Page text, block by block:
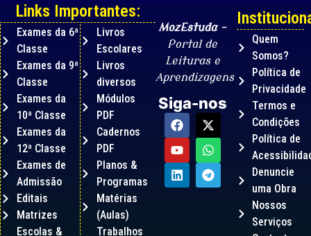
MozEstuda–
Portal de
Leituras e
Aprendizagens
Siga-nos
Quem
Somos?
Política de
Privacidade
Termos e
Condições
Política de
Denuncie
uma Obra
Nossos
Serviços
Links Importantes:
Exames da 6ª
Classe
Exames da 9ª
Classe
Exames da
10ª Classe
Exames da
12ª Classe
Exames de
Admissão
Editais
Matrizes
Escolas &
Livros
Escolares
Livros
diversos
Módulos
PDF
Cadernos
PDF
Planos &
Programas
Matérias
(Aulas)
Trabalhos